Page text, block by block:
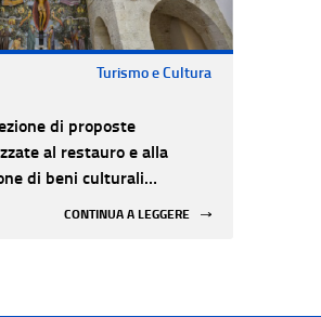
Turismo e Cultura
di proposte
al restauro e alla
di beni culturali
CONTINUA A LEGGERE